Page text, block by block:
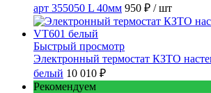
арт 355050 L 40мм 950 ₽ / шт
Быстрый просмотр
Электронный термостат КЗТО
белый 10 010 ₽
Рекомендуем